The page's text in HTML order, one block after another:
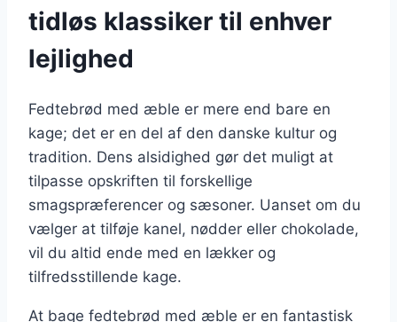
tidløs klassiker til enhver
lejlighed
Fedtebrød med æble er mere end bare en
kage; det er en del af den danske kultur og
tradition. Dens alsidighed gør det muligt at
tilpasse opskriften til forskellige
smagspræferencer og sæsoner. Uanset om du
vælger at tilføje kanel, nødder eller chokolade,
vil du altid ende med en lækker og
tilfredsstillende kage.
At bage fedtebrød med æble er en fantastisk